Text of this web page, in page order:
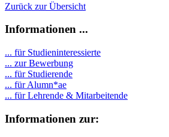
Zurück zur Übersicht
Informationen ...
... für Studieninteressierte
... zur Bewerbung
... für Studierende
... für Alumn*ae
... für Lehrende & Mitarbeitende
Informationen zur: